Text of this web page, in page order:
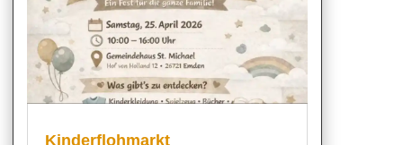
Kinderflohmarkt